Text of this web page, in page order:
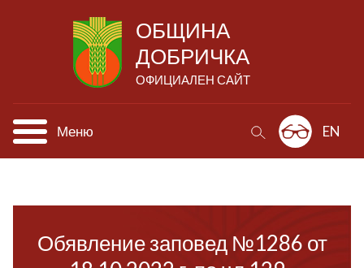
ОБЩИНА
ДОБРИЧКА
ОФИЦИАЛЕН САЙТ
Меню EN
Обявление заповед №1286 от